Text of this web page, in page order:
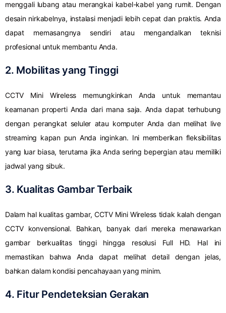
menggali lubang atau merangkai kabel-kabel yang rumit. Dengan
desain nirkabelnya, instalasi menjadi lebih cepat dan praktis. Anda
dapat memasangnya sendiri atau mengandalkan teknisi
profesional untuk membantu Anda.
2. Mobilitas yang Tinggi
CCTV Mini Wireless memungkinkan Anda untuk memantau
keamanan properti Anda dari mana saja. Anda dapat terhubung
dengan perangkat seluler atau komputer Anda dan melihat live
streaming kapan pun Anda inginkan. Ini memberikan fleksibilitas
yang luar biasa, terutama jika Anda sering bepergian atau memiliki
jadwal yang sibuk.
3. Kualitas Gambar Terbaik
Dalam hal kualitas gambar, CCTV Mini Wireless tidak kalah dengan
CCTV konvensional. Bahkan, banyak dari mereka menawarkan
gambar berkualitas tinggi hingga resolusi Full HD. Hal ini
memastikan bahwa Anda dapat melihat detail dengan jelas,
bahkan dalam kondisi pencahayaan yang minim.
4. Fitur Pendeteksian Gerakan